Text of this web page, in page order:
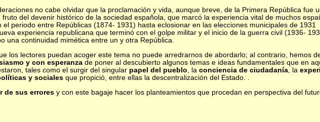
no cabe olvidar que la proclamación y vida, aunque breve, de la Primera República fue
del devenir histórico de la sociedad española, que marcó la experiencia vital de muchos
el periodo entre Repúblicas (1874- 1931) hasta eclosionar en las elecciones municipales de 1931
experiencia republicana que terminó con el golpe militar y el inicio de la guerra civil (1936-
una continuidad mimética entre un y otra República.
los lectores puedan acoger este tema no puede arredrarnos de abordarlo; al contrario, hemos
y con esperanzade poner al descubierto algunos temas e ideas fundamentales que en
tales como el surgir del singular papel del pueblo , la conciencia de ciudadanía, la
y sociales que propició, entre ellas la descentralización del Estado. .
de sus erroresy con este bagaje hacer los planteamientos que procedan en perspectiva del